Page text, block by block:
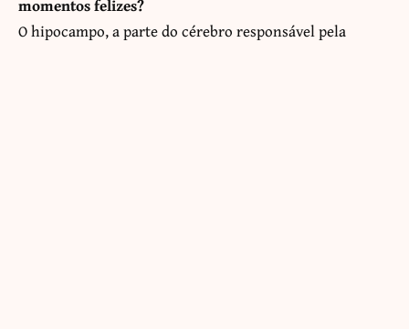
momentos felizes?
O hipocampo, a parte do cérebro responsável pela